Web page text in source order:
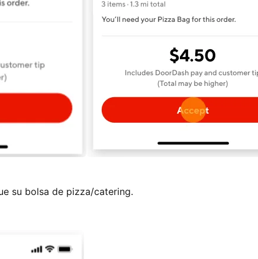
su bolsa de pizza/catering.